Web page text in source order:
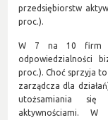
przedsiębiorstw
proc.).
W 7 na 10 firm
odpowiedzialności
proc.). Choć sprzyja
zarządcza dla
utożsamiania się
aktywnościami.